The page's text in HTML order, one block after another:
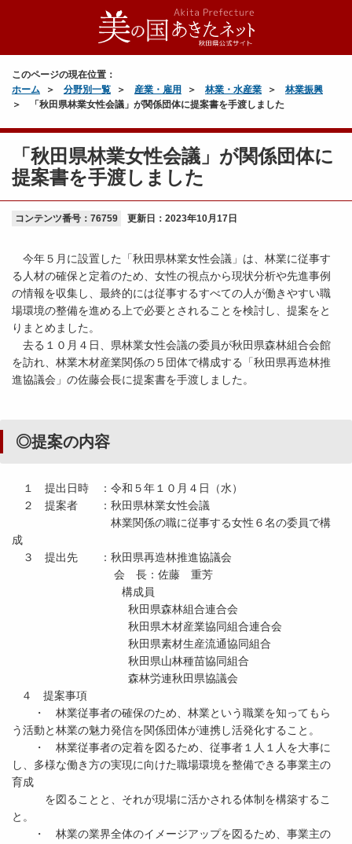
このページの現在位置：
ホーム
分野別一覧 産業・雇用 林業・水産業
林業振興
「秋田県林業女性会議」が関係団体に提案書を手渡しました
「秋田県林業女性会議」が関係団体に
提案書を手渡しました
コンテンツ番号：76759 更新日： 2023年10月17日
今年５月に設置した「秋田県林業女性会議」は、林業に従事す
る人材の確保と定着のため、女性の視点から現状分析や先進事例
の情報を収集し、最終的には従事するすべての人が働きやすい職
場環境の整備を進める上で必要とされることを検討し、提案をと
りまとめました。
去る１０月４日、県林業女性会議の委員が秋田県森林組合会館
を訪れ、林業木材産業関係の５団体で構成する「秋田県再造林推
進協議会」の佐藤会長に提案書を手渡しました。
◎提案の内容
１ 提出日時 ：令和５年１０月４日（水）
２ 提案者 ：秋田県林業女性会議
林業関係の職に従事する女性６名の委員で構
成
３ 提出先 ：秋田県再造林推進協議会
会 長：佐藤 重芳
構成員
秋田県森林組合連合会
秋田県木材産業協同組合連合会
秋田県素材生産流通協同組合
秋田県山林種苗協同組合
森林労連秋田県協議会
４ 提案事項
・ 林業従事者の確保のため、林業という職業を知ってもら
う活動と林業の魅力発信を関係団体が連携し活発化すること。
・ 林業従事者の定着を図るため、従事者１人１人を大事に
し、多様な働き方の実現に向けた職場環境を整備できる事業主の
育成
を図ることと、それが現場に活かされる体制を構築するこ
と。
・ 林業の業界全体のイメージアップを図るため、事業主の